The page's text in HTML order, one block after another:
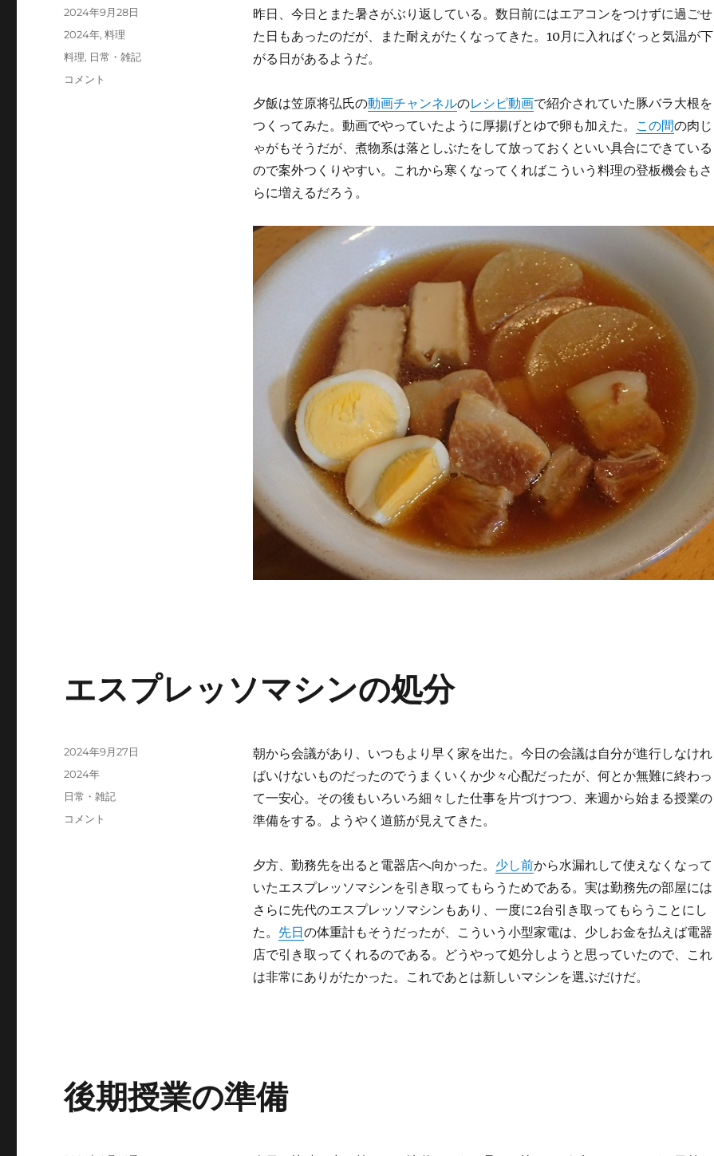
昨日、今日とまた暑さがぶり返している。数日前にはエアコンをつけずに過ごせ
た日もあったのだが、また耐えがたくなってきた。10月に入ればぐっと気温が下
がる日があるようだ。
夕飯は笠原将弘氏の動画チャンネルのレシピ動画で紹介されていた豚バラ大根を
つくってみた。動画でやっていたように厚揚げとゆで卵も加えた。
この間の肉じ
ゃがもそうだが、煮物系は落としぶたをして放っておくといい具合にできている
ので案外つくりやすい。これから寒くなってくればこういう料理の登板機会もさ
らに増えるだろう。
投
2024年9月28日
カ
テ
リ
2024年,料理
タ
料理, 日常・雑記
豚
コメント
エスプレッソマシンの処分
朝から会議があり、いつもより早く家を出た。今日の会議は自分が進行しなけれ
ばいけないものだったのでうまくいくか少々心配だったが、何とか無難に終わっ
て一安心。その後もいろいろ細々した仕事を片づけつつ、来週から始まる授業の
準備をする。ようやく道筋が見えてきた。
夕方、勤務先を出ると電器店へ向かった。 少し前から水漏れして使えなくなって
いたエスプレッソマシンを引き取ってもらうためである。実は勤務先の部屋には
さらに先代のエスプレッソマシンもあり、一度に2台引き取ってもらうことにし
た。 先日の体重計もそうだったが、こういう小型家電は、少しお金を払えば電器
店で引き取ってくれるのである。どうやって処分しようと思っていたので、これ
は非常にありがたかった。これであとは新しいマシンを選ぶだけだ。
投
2024年9月27日
カ
テ
リ
2024年
タ
日常・雑記
エ
コメント
後期授業の準備